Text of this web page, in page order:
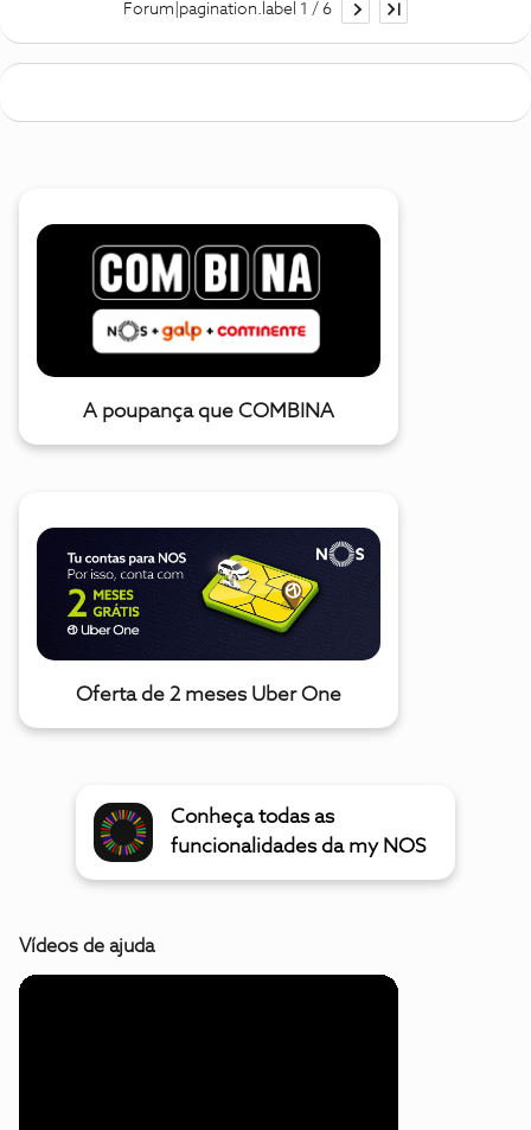
Forum|pagination.label 1 / 6
A poupança que COMBINA
Oferta de 2 meses Uber One
Conheça todas as
funcionalidades da my NOS
Vídeos de ajuda